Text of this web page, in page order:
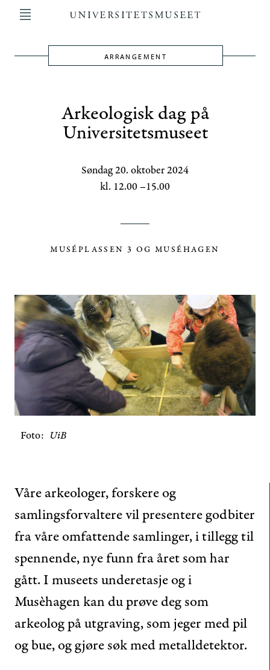
hovedinnhold
Main ARRANGEMENT
Arkeologisk dag på
Universitetsmuseet
Søndag 20. oktober 2024
kl. 12.00 –15.00
MUSÉPLASSEN 3 OG MUSÉHAGEN
Foto UiB
Våre arkeologer, forskere og
samlingsforvaltere vil presentere godbiter
fra våre omfattende samlinger, i tillegg til
spennende, nye funn fra året som har
gått. I museets underetasje og i
Musèhagen kan du prøve deg som
arkeolog på utgraving, som jeger med pil
og bue, og gjøre søk med metalldetektor.